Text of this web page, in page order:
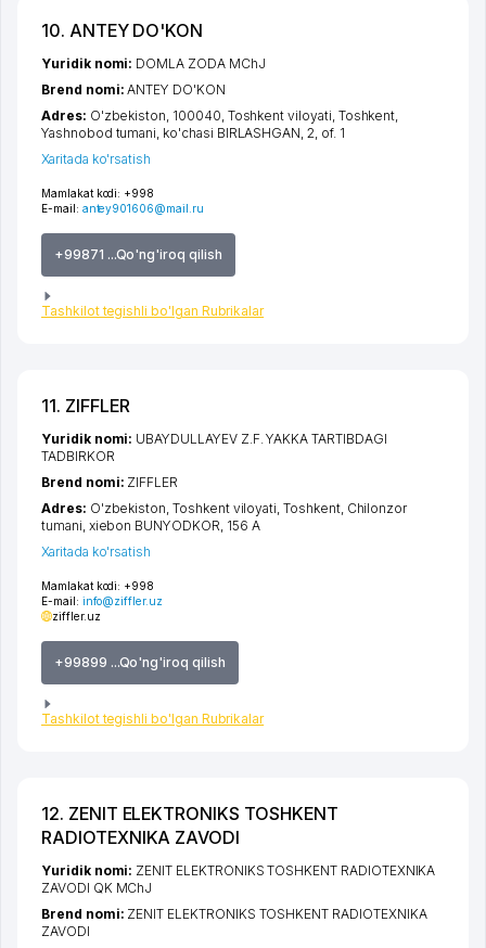
10. ANTEY DO'KON
Mamlakat kodi: +998
E-mail: antey901606@mail.ru
+99871 ...Qo'ng'iroq qilish
Tashkilot tegishli bo'lgan Rubrikalar
Yuridik nomi: DOMLA ZODA MChJ
Brend nomi:ANTEY DO'KON
Adres: O'zbekiston, 100040, Toshkent viloyati Toshkent
Yashnobod tumani ko'chasi BIRLASHGAN , 2, of. 1
Xaritada ko'rsatish
11. ZIFFLER
Mamlakat kodi: +998
E-mail: info@ziffler.uz
ziffler.uz
+99899 ...Qo'ng'iroq qilish
Tashkilot tegishli bo'lgan Rubrikalar
Yuridik nomi: UBAYDULLAYEV Z.F. YAKKA TARTIBDAGI
TADBIRKOR
Brend nomi: ZIFFLER
Adres: O'zbekiston,Toshkent viloyati,Toshkent, Chilonzor
tumani, xiеbon BUNYODKOR, 156 А
Xaritada ko'rsatish
12. ZENIT ELEKTRONIKS TOSHKENT
RADIOTEXNIKA ZAVODI
Yuridik nomi: ZENIT ELEKTRONIKS TOSHKENT RADIOTEXNIKA
ZAVODI QK MChJ
Brend nomi: ZENIT ELEKTRONIKS TOSHKENT RADIOTEXNIKA
ZAVODI